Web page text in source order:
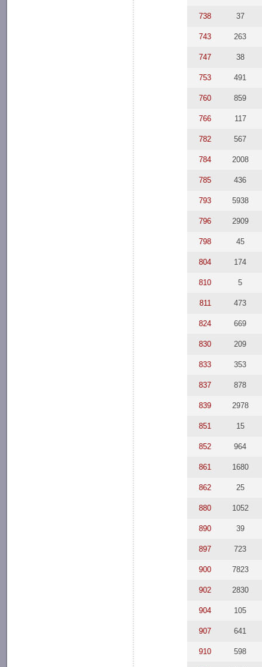
738 37
743 263
747 38
753 491
760 859
766 117
782 567
784 2008
785 436
793 5938
796 2909
798 45
804 174
810 5
811 473
824 669
830 209
833 353
837 878
839 2978
851 15
852 964
861 1680
862 25
880 1052
890 39
897 723
900 7823
902 2830
904 105
907 641
910 598